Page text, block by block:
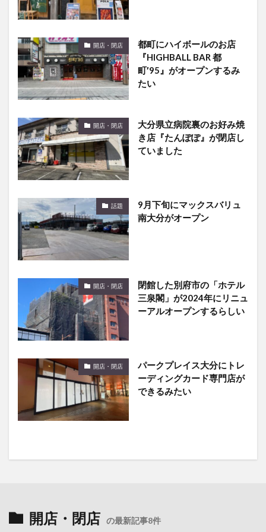
開店・閉店
都町にハイボールのお店
『HIGHBALL BAR 都
町′95』がオープンするみ
たい
開店・閉店
大分県立病院裏のお好み焼
き店『たんぽぽ』が閉店し
ていました
話題
9月下旬にマックスバリュ
南大分がオープン
開店・閉店
閉館した別府市の「ホテル
三泉閣」が2024年にリニュ
ーアルオープンするらしい
開店・閉店
パークプレイス大分にトレ
ーディングカード専門店が
できるみたい
開店・閉店 の最新記事8件